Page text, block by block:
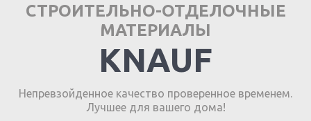
СТРОИТЕЛЬНО-ОТДЕЛОЧНЫЕ
МАТЕРИАЛЫ
KNAUF
Непревзойденное качество проверенное временем.
Лучшее для вашего дома!